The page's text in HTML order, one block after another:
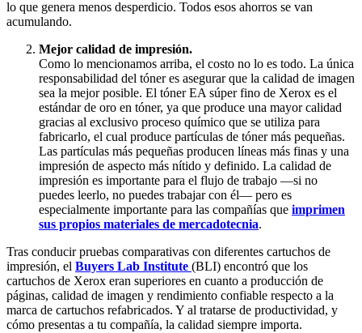
lo que genera menos desperdicio. Todos esos ahorros se van
acumulando.
Mejor calidad de impresión.
Como lo mencionamos arriba, el costo no lo es todo. La única
responsabilidad del tóner es asegurar que la calidad de imagen
sea la mejor posible. El tóner EA súper fino de Xerox es el
estándar de oro en tóner, ya que produce una mayor calidad
gracias al exclusivo proceso químico que se utiliza para
fabricarlo, el cual produce partículas de tóner más pequeñas.
Las partículas más pequeñas producen líneas más finas y una
impresión de aspecto más nítido y definido. La calidad de
impresión es importante para el flujo de trabajo —si no
puedes leerlo, no puedes trabajar con él— pero es
especialmente importante para las compañías que imprimen
sus propios materiales de mercadotecnia.
Tras conducir pruebas comparativas con diferentes cartuchos de
impresión, el Buyers Lab Institute (BLI) encontró que los
cartuchos de Xerox eran superiores en cuanto a producción de
páginas, calidad de imagen y rendimiento confiable respecto a la
marca de cartuchos refabricados. Y al tratarse de productividad, y
cómo presentas a tu compañía, la calidad siempre importa.